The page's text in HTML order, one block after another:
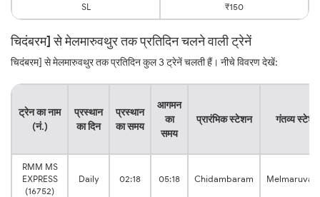
SL ₹150
चिदंबरम] से मेलमारुवथुर तक प्रतिदिन चलने वाली ट्रेनें
चिदंबरम] से मेलमारुवथुर तक प्रतिदिन कुल 3 ट्रेनें चलती हैं। नीचे विवरण देखें:
ट्रेन का नाम
(नं.)
प्रस्थान
का दिन
प्रस्थान
का समय
आगमन
का
समय
प्रारंभिक स्टेशन गंतव्य स्टेशन
RMM MS
EXPRESS
(16752)
Daily 02:18 05:18 Chidambaram